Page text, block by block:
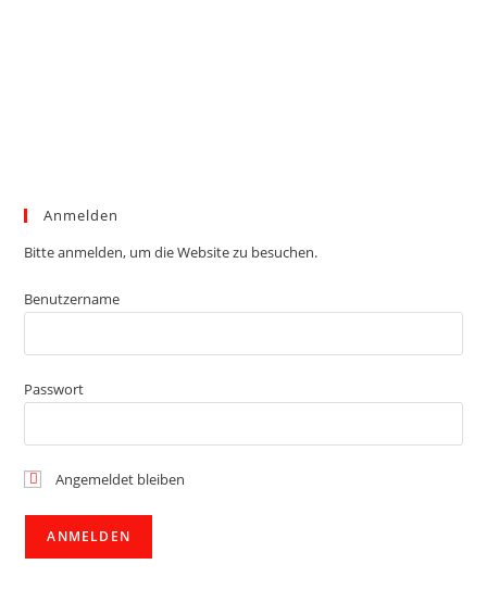
Anmelden
Bitte anmelden, um die Website zu besuchen.
Benutzername
Passwort
Angemeldet bleiben